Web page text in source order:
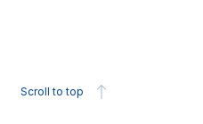
Scroll to top